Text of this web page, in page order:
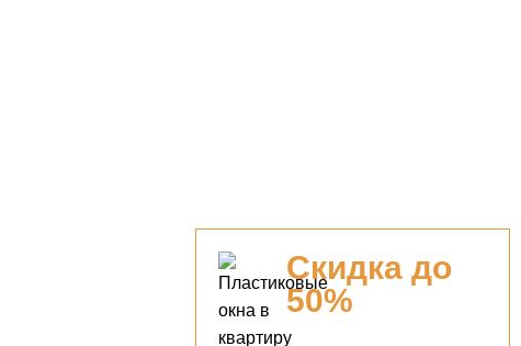
Скидка до
50%